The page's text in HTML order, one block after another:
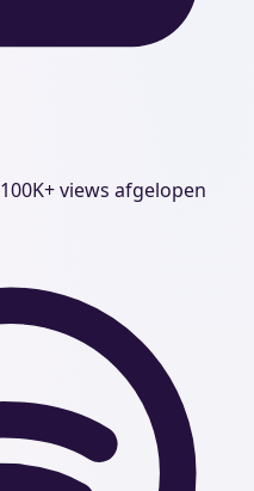
100K+ views afgelopen